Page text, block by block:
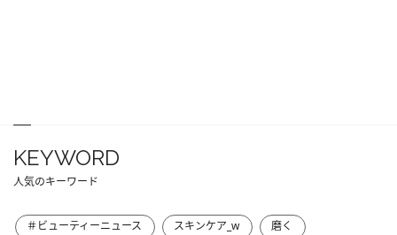
KEYWORD
人気のキーワード
＃ビューティーニュース スキンケア_w
磨く